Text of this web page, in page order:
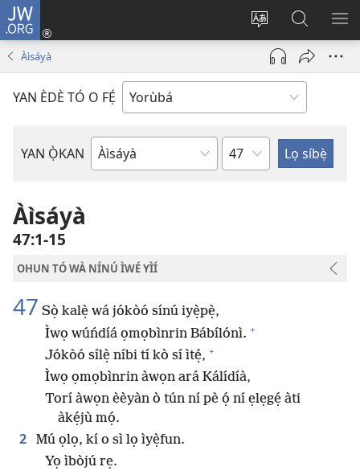
JW.ORG
Yí
èdè
ìkànnì
pa
Wọlé
(opens
window)
Wa
JW.ORG
Àìsáyà
YAN ÈDÈ TÓ O FẸ́
YAN Ọ̀KAN
Ìwé
Orí
Àìsáyà
47:1-15
OHUN TÓ WÀ NÍNÚ ÌWÉ YÌÍ
47 Sọ̀ kalẹ̀ wá jókòó sínú iyẹ̀pẹ̀,
Ìwọ wúńdíá ọmọbìnrin Bábílónì. +
Jókòó sílẹ̀ níbi tí kò sí ìtẹ́, +
Ìwọ ọmọbìnrin àwọn ará Kálídíà,
Torí àwọn èèyàn ò tún ní pè ọ́ ní ẹlẹgẹ́ àti
àkẹ́jù mọ́.
2
Mú ọlọ, kí o sì lọ ìyẹ̀fun.
Yọ ìbòjú rẹ.